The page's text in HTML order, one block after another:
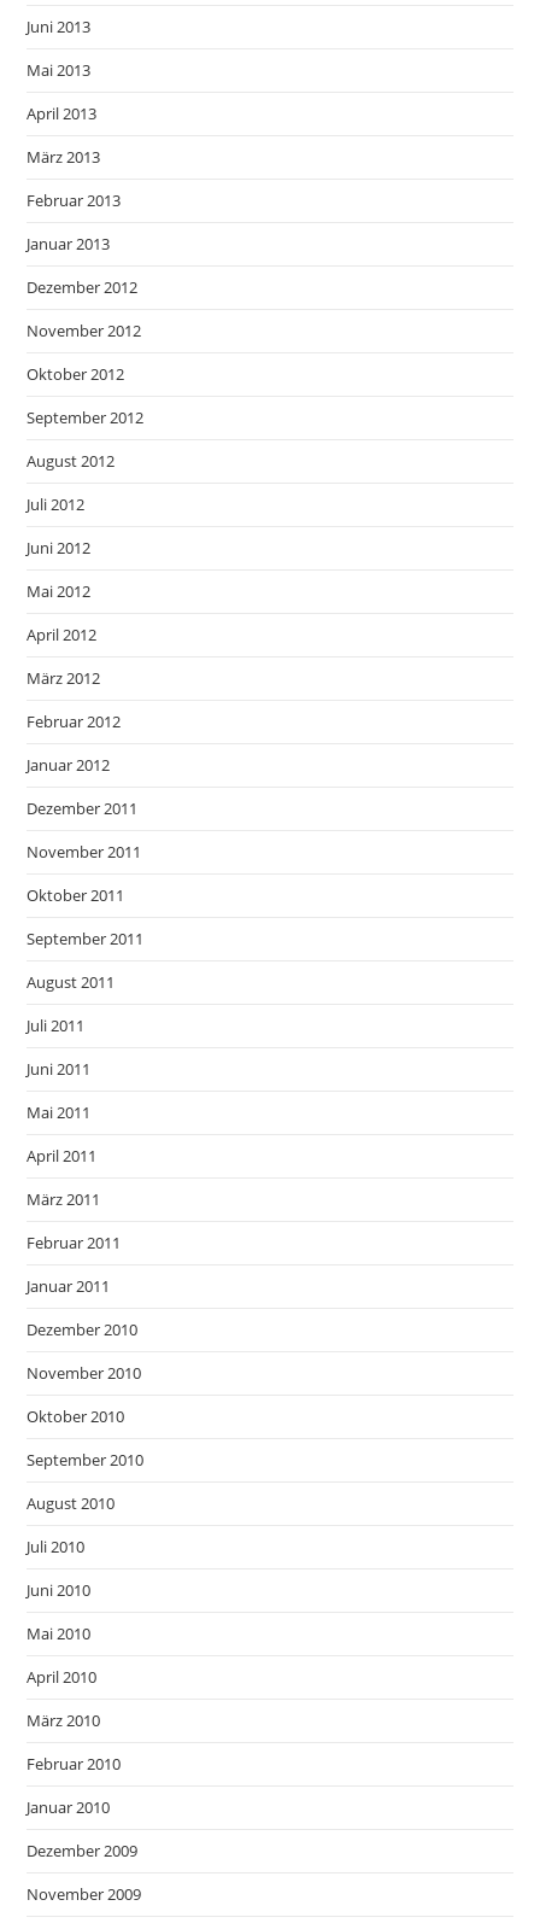
Juni 2013
Mai 2013
April 2013
März 2013
Februar 2013
Januar 2013
Dezember 2012
November 2012
Oktober 2012
September 2012
August 2012
Juli 2012
Juni 2012
Mai 2012
April 2012
März 2012
Februar 2012
Januar 2012
Dezember 2011
November 2011
Oktober 2011
September 2011
August 2011
Juli 2011
Juni 2011
Mai 2011
April 2011
März 2011
Februar 2011
Januar 2011
Dezember 2010
November 2010
Oktober 2010
September 2010
August 2010
Juli 2010
Juni 2010
Mai 2010
April 2010
März 2010
Februar 2010
Januar 2010
Dezember 2009
November 2009